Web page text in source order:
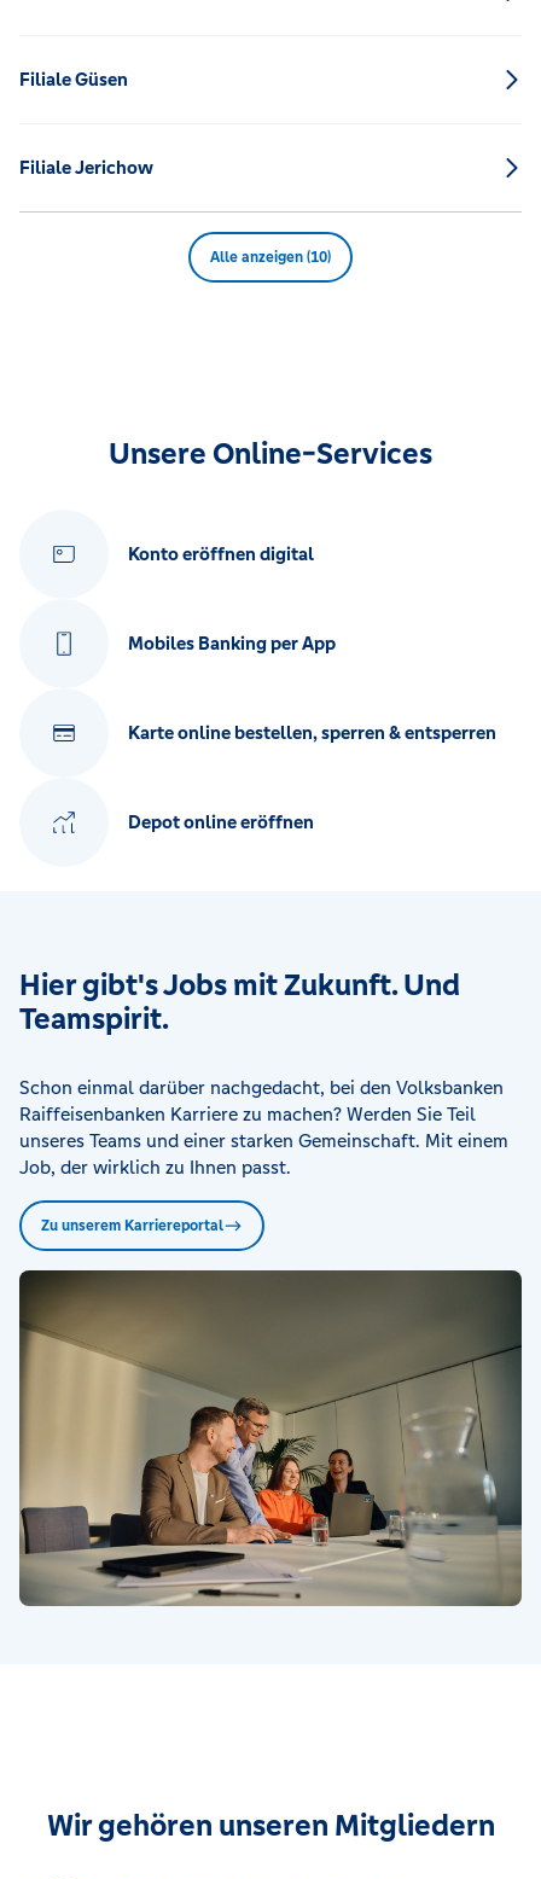
Filiale Güsen
Filiale Jerichow
Alle anzeigen (10)
Unsere Online-Services
Konto eröffnen digital
Mobiles Banking per App
Karte online bestellen, sperren & entsperren
Depot online eröffnen
Hier gibt's Jobs mit Zukunft. Und
Teamspirit.
Schon einmal darüber nachgedacht, bei den Volksbanken
Raiffeisenbanken Karriere zu machen? Werden Sie Teil
unseres Teams und einer starken Gemeinschaft. Mit einem
Job, der wirklich zu Ihnen passt.
Zu unserem Karriereportal
Wir gehören unseren Mitgliedern